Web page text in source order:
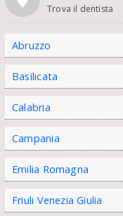
Trova il dentista
Abruzzo
Basilicata
Calabria
Campania
Emilia Romagna
Friuli Venezia Giulia